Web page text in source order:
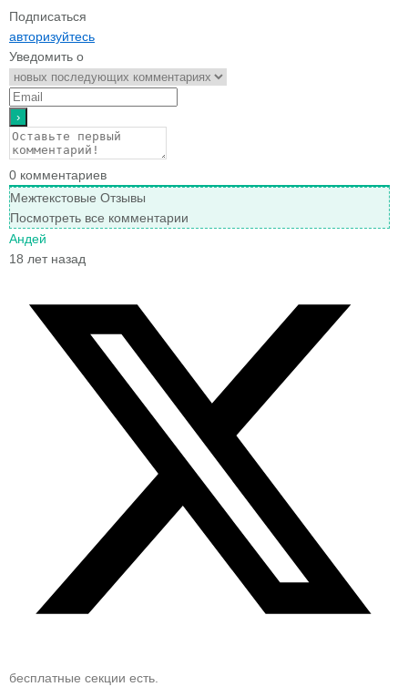
Подписаться
авторизуйтесь
Уведомить о
0 комментариев
Межтекстовые Отзывы
Посмотреть все комментарии
Андей
18 лет назад
бесплатные секции есть.